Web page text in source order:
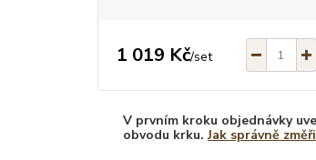
1 019 Kč/set
V prvním kroku objednávky
obvodu krku.Jak správně